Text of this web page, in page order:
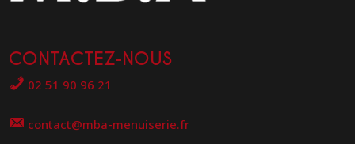
CONTACTEZ-NOUS
02 51 90 96 21
contact@mba-menuiserie.fr